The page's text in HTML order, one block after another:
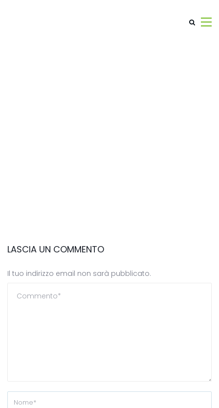
LASCIA UN COMMENTO
Il tuo indirizzo email non sarà pubblicato.